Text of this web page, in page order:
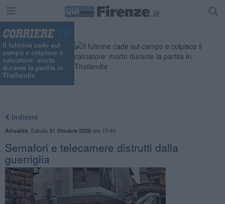
Il fulmine cade sul
campo e colpisce il
calciatore: morto
durante la partita in
Thailandia
Indietro
Attualità Sabato 31 Ottobre 2020ore 15:40
Semafori e telecamere distrutti dalla
guerriglia